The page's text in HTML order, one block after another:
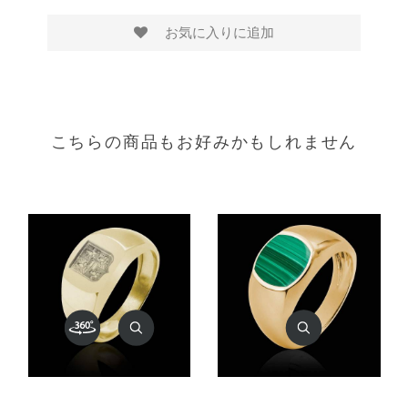
お気に入りに追加
こちらの商品もお好みかもしれません